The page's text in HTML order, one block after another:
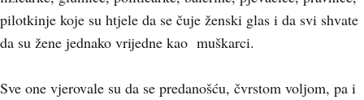
pilotkinje koje su htjele da se čuje ženski glas i da svi shvate
da su žene jednako vrijedne kao muškarci.
Sve one vjerovale su da se predanošću, čvrstom voljom, pa i